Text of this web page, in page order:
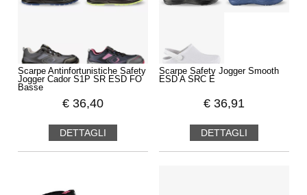
Scarpe Antinfortunistiche Safety
Jogger Cador S1P SR ESD FO
Basse
€ 36,40
DETTAGLI
Scarpe Safety Jogger Smooth
ESD A SRC E
€ 36,91
DETTAGLI